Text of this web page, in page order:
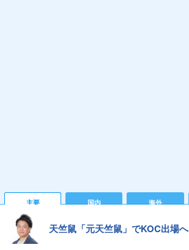
主要 国内 海外
天竺鼠「元天竺鼠」でKOC出場へ